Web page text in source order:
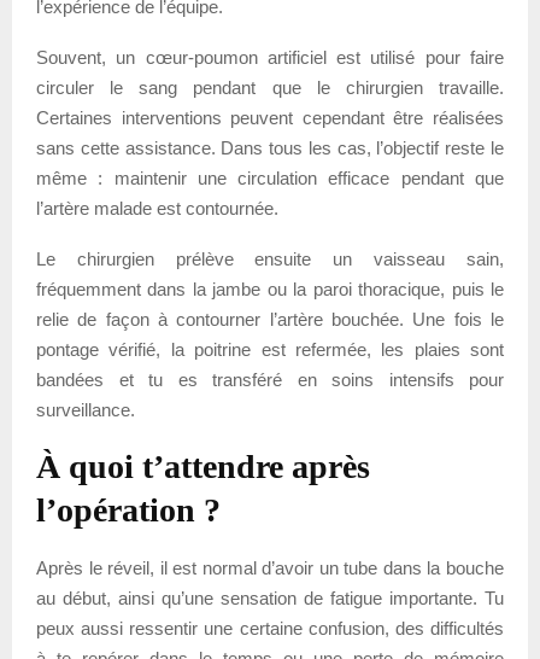
l’expérience de l’équipe.
Souvent, un cœur-poumon artificiel est utilisé pour faire
circuler le sang pendant que le chirurgien travaille.
Certaines interventions peuvent cependant être réalisées
sans cette assistance. Dans tous les cas, l’objectif reste le
même : maintenir une circulation efficace pendant que
l’artère malade est contournée.
Le chirurgien prélève ensuite un vaisseau sain,
fréquemment dans la jambe ou la paroi thoracique, puis le
relie de façon à contourner l’artère bouchée. Une fois le
pontage vérifié, la poitrine est refermée, les plaies sont
bandées et tu es transféré en soins intensifs pour
surveillance.
À quoi t’attendre après
l’opération ?
Après le réveil, il est normal d’avoir un tube dans la bouche
au début, ainsi qu’une sensation de fatigue importante. Tu
peux aussi ressentir une certaine confusion, des difficultés